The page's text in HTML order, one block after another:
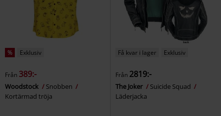
% Exklusiv
Från 389:-
Woodstock
Snobben
Kortärmad tröja
Få kvar i lager Exklusiv
Från 2819:-
The Joker
Suicide Squad
Läderjacka